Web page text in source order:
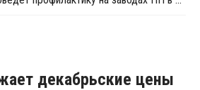
декабрьские цены